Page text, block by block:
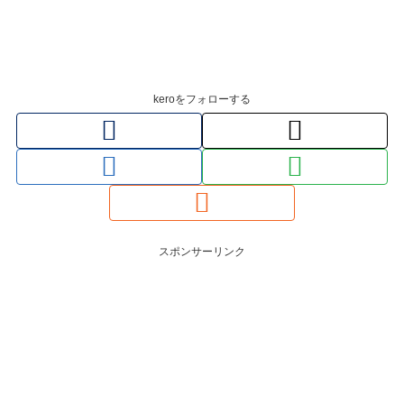
keroをフォローする
スポンサーリンク